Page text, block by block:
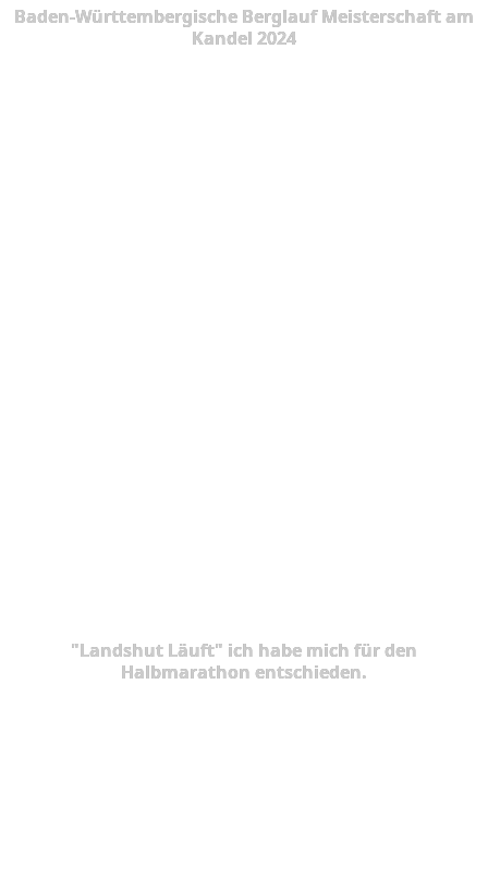
Baden-Württembergische Berglauf Meisterschaft am
Kandel 2024
"Landshut Läuft" ich habe mich für den
Halbmarathon entschieden.